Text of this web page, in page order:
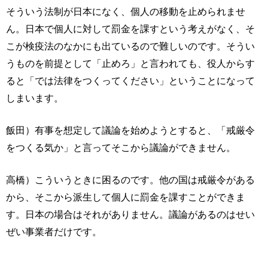
そういう法制が日本になく、個人の移動を止められませ
ん。日本で個人に対して罰金を課すという考えがなく、そ
こが検疫法のなかにも出ているので難しいのです。そうい
うものを前提として「止めろ」と言われても、役人からす
ると「では法律をつくってください」ということになって
しまいます。
飯田）有事を想定して議論を始めようとすると、「戒厳令
をつくる気か」と言ってそこから議論ができません。
高橋）こういうときに困るのです。他の国は戒厳令がある
から、そこから派生して個人に罰金を課すことができま
す。日本の場合はそれがありません。議論があるのはせい
ぜい事業者だけです。